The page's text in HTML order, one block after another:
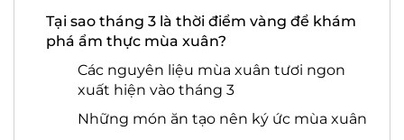
Tại sao tháng 3 là thời điểm vàng để khám
phá ẩm thực mùa xuân?
Các nguyên liệu mùa xuân tươi ngon
xuất hiện vào tháng 3
Những món ăn tạo nên ký ức mùa xuân